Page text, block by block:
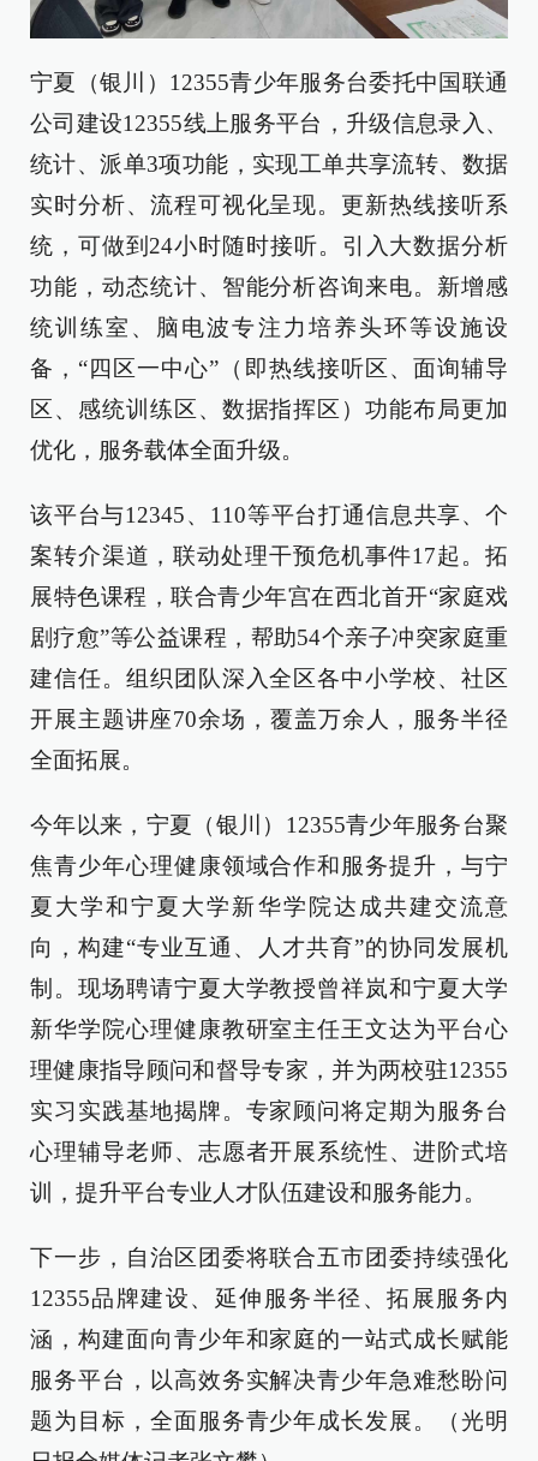
宁夏（银川）12355青少年服务台委托中国联通
公司建设12355线上服务平台，升级信息录入、
统计、派单3项功能，实现工单共享流转、数据
实时分析、流程可视化呈现。更新热线接听系
统，可做到24小时随时接听。引入大数据分析
功能，动态统计、智能分析咨询来电。新增感
统训练室、脑电波专注力培养头环等设施设
备，“四区一中心”（即热线接听区、面询辅导
区、感统训练区、数据指挥区）功能布局更加
优化，服务载体全面升级。
该平台与12345、110等平台打通信息共享、个
案转介渠道，联动处理干预危机事件17起。拓
展特色课程，联合青少年宫在西北首开“家庭戏
剧疗愈”等公益课程，帮助54个亲子冲突家庭重
建信任。组织团队深入全区各中小学校、社区
开展主题讲座70余场，覆盖万余人，服务半径
全面拓展。
今年以来，宁夏（银川）12355青少年服务台聚
焦青少年心理健康领域合作和服务提升，与宁
夏大学和宁夏大学新华学院达成共建交流意
向，构建“专业互通、人才共育”的协同发展机
制。现场聘请宁夏大学教授曾祥岚和宁夏大学
新华学院心理健康教研室主任王文达为平台心
理健康指导顾问和督导专家，并为两校驻12355
实习实践基地揭牌。专家顾问将定期为服务台
心理辅导老师、志愿者开展系统性、进阶式培
训，提升平台专业人才队伍建设和服务能力。
下一步，自治区团委将联合五市团委持续强化
12355品牌建设、延伸服务半径、拓展服务内
涵，构建面向青少年和家庭的一站式成长赋能
服务平台，以高效务实解决青少年急难愁盼问
题为目标，全面服务青少年成长发展。（光明